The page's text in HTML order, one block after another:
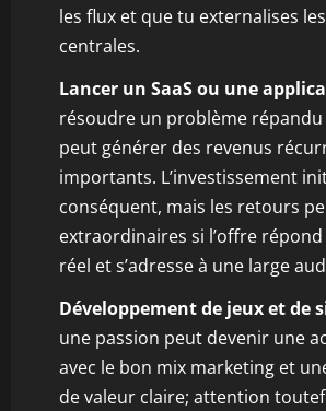
les flux et que tu externalises
centrales.
Lancer un SaaS ou une
résoudre un problème répandu
peut générer des revenus
importants. L’investissement
conséquent, mais les retours
extraordinaires si l’offre
réel et s’adresse à une large
Développement de jeux et de
une passion peut devenir une
avec le bon mix marketing et
de valeur claire; attention